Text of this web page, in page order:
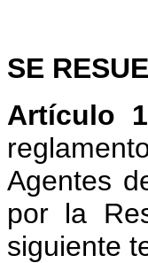
SE
Artículo
Agentes
por la
siguiente